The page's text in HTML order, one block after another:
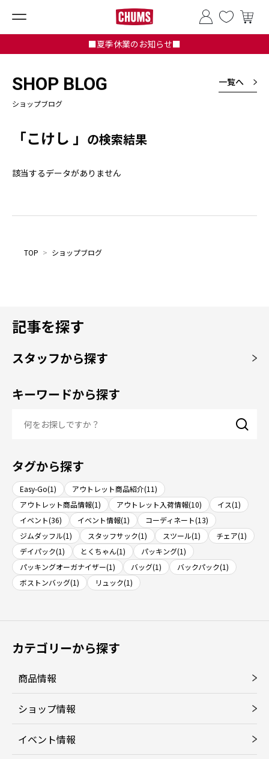
■夏季休業のお知らせ■
SHOP BLOG
ショップブログ
一覧へ
「こけし 」 の検索結果
該当するデータがありません
TOP > ショップブログ
記事を探す
スタッフから探す
キーワードから探す
タグから探す
Easy-Go(1)
アウトレット商品紹介(11)
アウトレット商品情報(1)
アウトレット入荷情報(10)
イス(1)
イベント(36)
イベント情報(1)
コーディネート(13)
ジムダッフル(1)
スタッフサック(1) スツール(1)
チェア(1)
デイパック(1)
とくちゃん(1)
パッキング(1)
パッキングオーガナイザー(1)
バッグ(1)
バックパック(1)
ボストンバッグ(1)
リュック(1)
カテゴリーから探す
商品情報
ショップ情報
イベント情報